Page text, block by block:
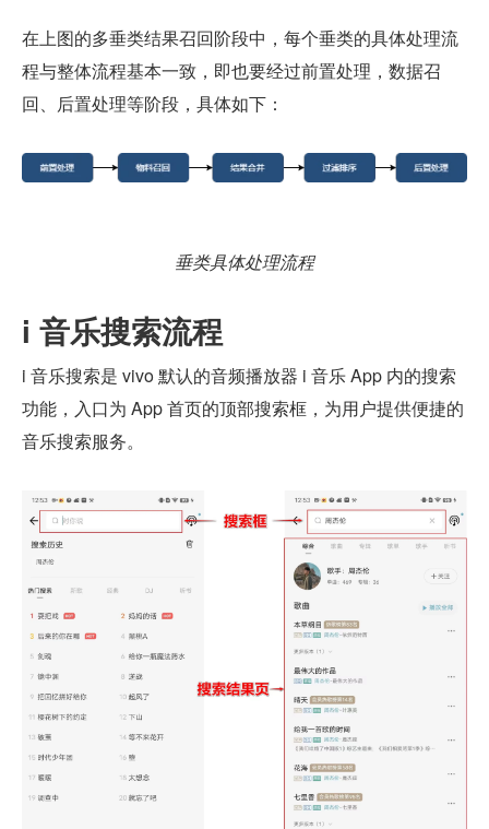
在上图的多垂类结果召回阶段中，每个垂类的具体处理流
程与整体流程基本一致，即也要经过前置处理，数据召
回、后置处理等阶段，具体如下：
垂类具体处理流程
i 音乐搜索流程
i 音乐搜索是 vivo 默认的音频播放器 i 音乐 App 内的搜索
功能，入口为 App 首页的顶部搜索框，为用户提供便捷的
音乐搜索服务。